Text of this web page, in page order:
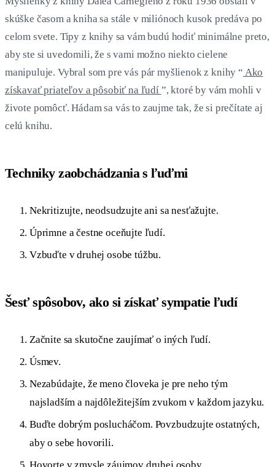
skúške časom a kniha sa stále v miliónoch kusok predáva po
celom svete. Tipy z knihy sa vám budú hodiť minimálne preto,
aby ste si uvedomili, že s vami možno niekto cielene
manipuluje. Vybral som pre vás pár myšlienok z knihy “ Ako
získavať priateľov a pôsobiť na ľudí ”, ktoré by vám mohli v
živote pomôcť. Hádam sa vás to zaujme tak, že si prečítate aj
celú knihu.
Techniky zaobchádzania s ľuďmi
Nekritizujte, neodsudzujte ani sa nesťažujte.
Úprimne a čestne oceňujte ľudí.
Vzbuďte v druhej osobe túžbu.
Šesť spôsobov, ako si získať sympatie ľudí
Začnite sa skutočne zaujímať o iných ľudí.
Úsmev.
Nezabúdajte, že meno človeka je pre neho tým
najsladším a najdôležitejším zvukom v každom jazyku.
Buďte dobrým poslucháčom. Povzbudzujte ostatných,
aby o sebe hovorili.
Hovorte v zmysle záujmov druhej osoby.